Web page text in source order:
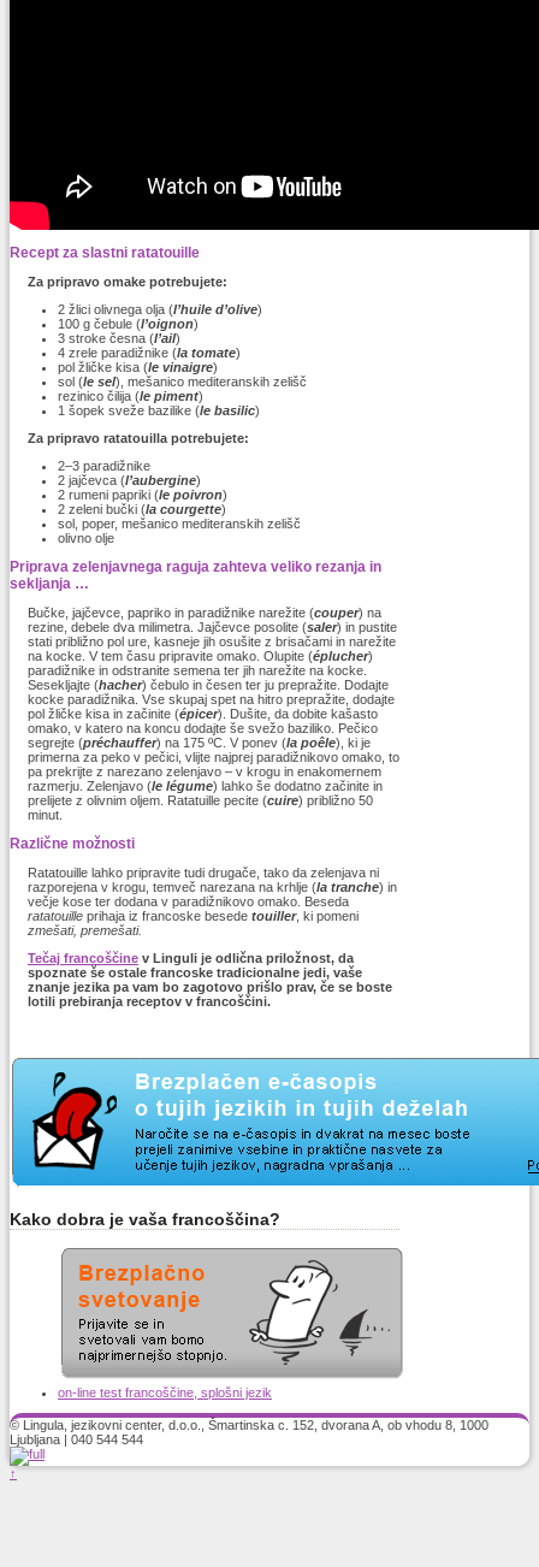
Recept za slastni ratatouille
Za pripravo omake potrebujete:
2 žlici olivnega olja (l’huile d’olive)
100 g čebule (l’oignon)
3 stroke česna (l’ail)
4 zrele paradižnike (la tomate)
pol žličke kisa (le vinaigre)
sol (le sel), mešanico mediteranskih zelišč
rezinico čilija (le piment)
1 šopek sveže bazilike (le basilic)
Za pripravo ratatouilla potrebujete:
2–3 paradižnike
2 jajčevca (l’aubergine)
2 rumeni papriki (le poivron)
2 zeleni bučki (la courgette)
sol, poper, mešanico mediteranskih zelišč
olivno olje
Priprava zelenjavnega raguja zahteva veliko rezanja in
sekljanja …
Bučke, jajčevce, papriko in paradižnike narežite (couper) na
rezine, debele dva milimetra. Jajčevce posolite (saler) in pustite
stati približno pol ure, kasneje jih osušite z brisačami in narežite
na kocke. V tem času pripravite omako. Olupite (éplucher)
paradižnike in odstranite semena ter jih narežite na kocke.
Sesekljajte (hacher) čebulo in česen ter ju prepražite. Dodajte
kocke paradižnika. Vse skupaj spet na hitro prepražite, dodajte
pol žličke kisa in začinite (épicer). Dušite, da dobite kašasto
omako, v katero na koncu dodajte še svežo baziliko. Pečico
segrejte (préchauffer) na 175 ºC. V ponev (la poêle), ki je
primerna za peko v pečici, vlijte najprej paradižnikovo omako, to
pa prekrijte z narezano zelenjavo – v krogu in enakomernem
razmerju. Zelenjavo (le légume) lahko še dodatno začinite in
prelijete z olivnim oljem. Ratatuille pecite (cuire) približno 50
minut.
Različne možnosti
Ratatouille lahko pripravite tudi drugače, tako da zelenjava ni
razporejena v krogu, temveč narezana na krhlje (la tranche) in
večje kose ter dodana v paradižnikovo omako. Beseda
ratatouille prihaja iz francoske besede touiller, ki pomeni
zmešati, premešati.
Tečaj francoščine v Linguli je odlična priložnost, da
spoznate še ostale francoske tradicionalne jedi, vaše
znanje jezika pa vam bo zagotovo prišlo prav, če se boste
lotili prebiranja receptov v francoščini.
Kako dobra je vaša francoščina?
on-line test francoščine, splošni jezik
© Lingula, jezikovni center, d.o.o., Šmartinska c. 152, dvorana A, ob vhodu 8, 1000
Ljubljana | 040 544 544
↑